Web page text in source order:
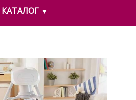
КАТАЛОГ